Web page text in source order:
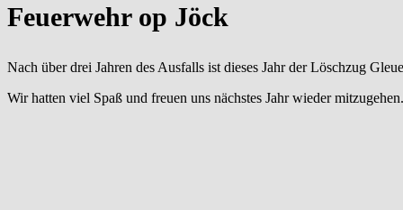
Feuerwehr op Jöck
Nach über drei Jahren des Ausfalls ist dieses Jahr der Löschzug
Wir hatten viel Spaß und freuen uns nächstes Jahr wieder mitzugehen.